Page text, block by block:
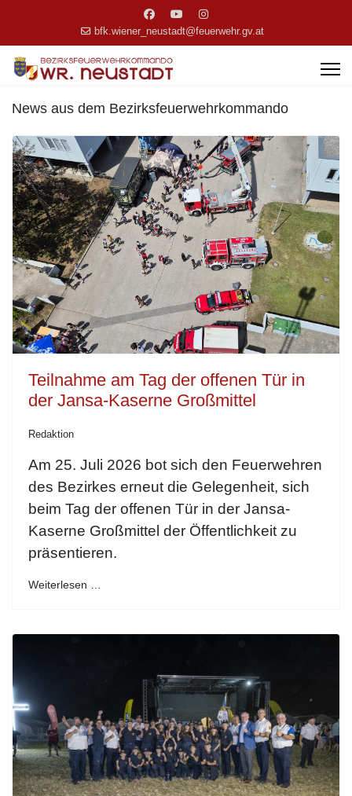
bfk.wiener_neustadt@feuerwehr.gv.at
News aus dem Bezirksfeuerwehrkommando
Teilnahme am Tag der offenen Tür in
der Jansa-Kaserne Großmittel
Redaktion
Am 25. Juli 2026 bot sich den Feuerwehren
des Bezirkes erneut die Gelegenheit, sich
beim Tag der offenen Tür in der Jansa-
Kaserne Großmittel der Öffentlichkeit zu
präsentieren.
Weiterlesen …